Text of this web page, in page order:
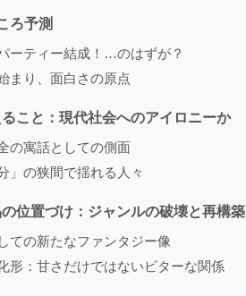
ろ予測
ーティー結成！…のはずが？
まり、面白さの原点
こと：現代社会へのアイロニーか
の寓話としての側面
」の狭間で揺れる人々
位置づけ：ジャンルの破壊と再構築
ての新たなファンタジー像
形：甘さだけではないビターな関係